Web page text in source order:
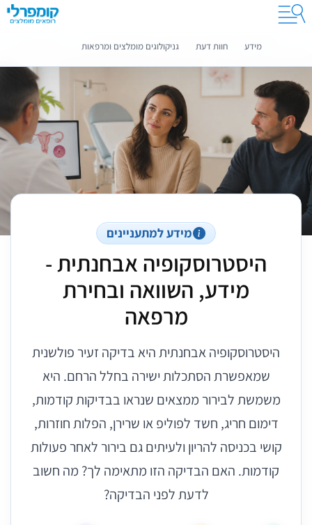
קומפרלי מסייעת לך לבחור רופאים מומלצים
מידע חוות דעת גניקולוגים מומלצים ומרפאות
מידע למתעניינים
היסטרוסקופיה אבחנתית -
מידע, השוואה ובחירת
מרפאה
היסטרוסקופיה אבחנתית היא בדיקה זעיר פולשנית
שמאפשרת הסתכלות ישירה בחלל הרחם. היא
משמשת לבירור ממצאים שנראו בבדיקות קודמות,
דימום חריג, חשד לפוליפ או שרירן, הפלות חוזרות,
קושי בכניסה להריון ולעיתים גם בירור לאחר פעולות
קודמות. האם הבדיקה הזו מתאימה לך? מה חשוב
לדעת לפני הבדיקה?